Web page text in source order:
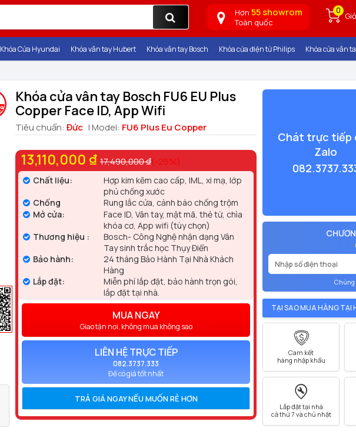
Hơn 55 showrom
Toàn quốc
0
Khóa Cửa Hyundai Khóa vân tay Hubert Khóa vân tay Bosch Khóa cửa điện tử Philips Khóa cửa vân
Khóa cửa vân tay Bosch FU6 EU Plus
Copper Face ID, App Wifi
Tiêu chuẩn: Đức | Model: FU6 Plus Eu Copper
13,110,000 ₫ 17,490,000 ₫(-25%)
Chất liệu:
Hợp kim kẽm cao cấp, IML, xi mạ, lớp
phủ chống xước
Chống
Rung lắc cửa, cảnh báo chống trộm
Mở cửa:
Face ID, Vân tay, mật mã, thẻ từ, chìa
khóa cơ, App wifi (tùy chọn)
Thương hiệu :
Bosch- Công Nghệ nhận dạng Vân
Tay sinh trắc học Thụy Điển
Bảo hành:
24 tháng Bảo Hành Tại Nhà Khách
Hàng
Lắp đặt:
Miễn phí lắp đặt, bảo hành trọn gói,
lắp đặt tại nhà.
MUA NGAY
Giao tận nơi, không mua không sao
LIÊN HỆ TRỰC TIẾP
082.3737.333
Để có giá tốt nhất
TRẢ GIÁ NGAY NẾU MUỐN RẺ HƠN
Chát trực tiếp
Zalo
Chúng
TẠI SAO MUA HÀNG TẠI
Cam kết
hàng nhập khẩu
Lắp đặt tại nhà
cả thứ 7 và chủ nhật